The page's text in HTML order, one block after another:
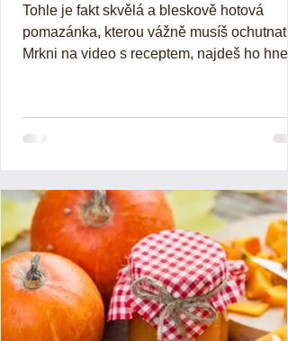
Tohle je fakt skvělá a bleskově hotová
pomazánka, kterou vážně musíš ochutnat
Mrkni na video s receptem, najdeš ho hned